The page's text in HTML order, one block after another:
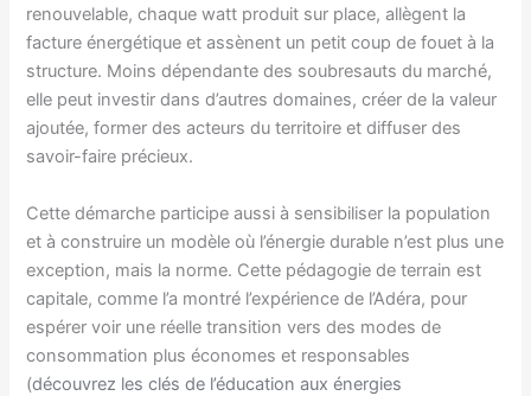
renouvelable, chaque watt produit sur place, allègent la
facture énergétique et assènent un petit coup de fouet à la
structure. Moins dépendante des soubresauts du marché,
elle peut investir dans d’autres domaines, créer de la valeur
ajoutée, former des acteurs du territoire et diffuser des
savoir-faire précieux.
Cette démarche participe aussi à sensibiliser la population
et à construire un modèle où l’énergie durable n’est plus une
exception, mais la norme. Cette pédagogie de terrain est
capitale, comme l’a montré l’expérience de l’Adéra, pour
espérer voir une réelle transition vers des modes de
consommation plus économes et responsables
(découvrez les clés de l’éducation aux énergies